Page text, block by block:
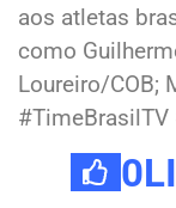
aos atletas
como
Loureiro/COB;
0